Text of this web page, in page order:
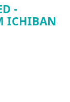
-
ICHIBAN